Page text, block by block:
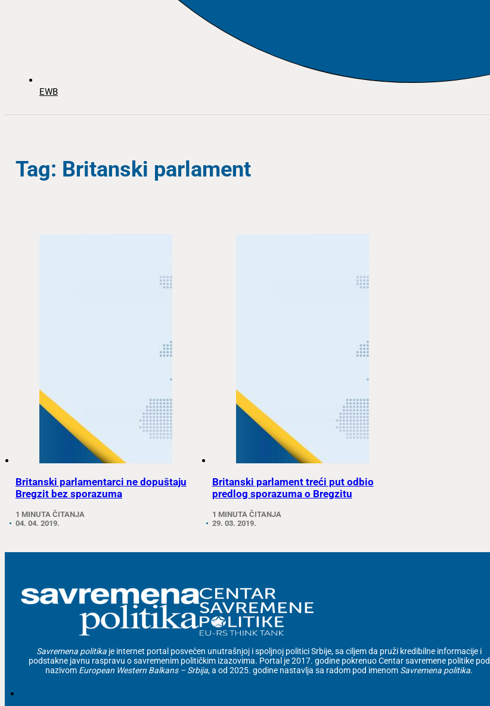
EWB
Tag: Britanski parlament
Britanski parlamentarci ne dopuštaju
Bregzit bez sporazuma
1 MINUTA ČITANJA
04. 04. 2019.
Britanski parlament treći put odbio
predlog sporazuma o Bregzitu
1 MINUTA ČITANJA
29. 03. 2019.
Savremena politika je internet portal posvećen unutrašnjoj i spoljnoj politici Srbije, sa ciljem da pruži kredibilne informacije i
podstakne javnu raspravu o savremenim političkim izazovima. Portal je 2017. godine pokrenuo Centar savremene politike pod
nazivom European Western Balkans – Srbija, a od 2025. godine nastavlja sa radom pod imenom Savremena politika.